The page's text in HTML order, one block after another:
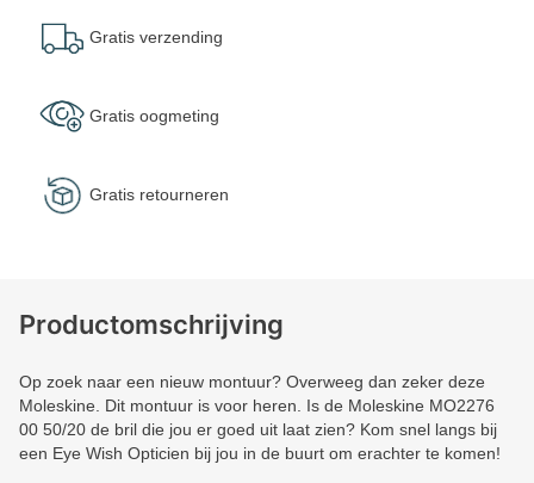
Gratis verzending
Gratis oogmeting
Gratis retourneren
Productomschrijving
Op zoek naar een nieuw montuur? Overweeg dan zeker deze
Moleskine. Dit montuur is voor heren. Is de Moleskine MO2276
00 50/20 de bril die jou er goed uit laat zien? Kom snel langs bij
een Eye Wish Opticien bij jou in de buurt om erachter te komen!